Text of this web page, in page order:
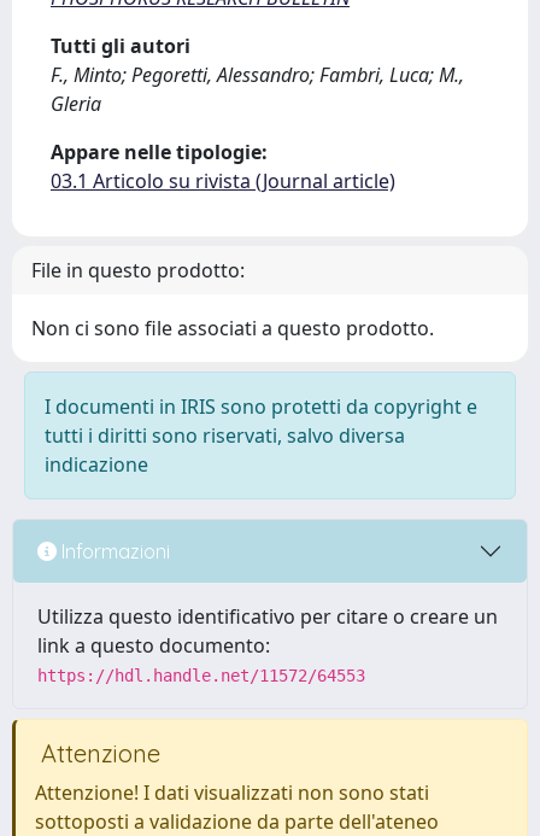
Tutti gli autori
F., Minto; Pegoretti, Alessandro; Fambri, Luca; M.,
Gleria
Appare nelle tipologie:
03.1 Articolo su rivista (Journal article)
File in questo prodotto:
Non ci sono file associati a questo prodotto.
I documenti in IRIS sono protetti da copyright e
tutti i diritti sono riservati, salvo diversa
indicazione
Informazioni
Utilizza questo identificativo per citare o creare un
link a questo documento:
https://hdl.handle.net/11572/64553
Attenzione
Attenzione! I dati visualizzati non sono stati
sottoposti a validazione da parte dell'ateneo